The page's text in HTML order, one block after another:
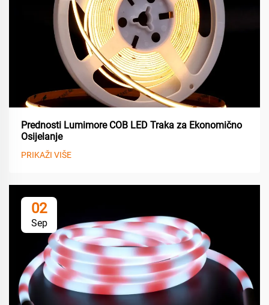
Prednosti Lumimore COB LED Traka za Ekonomično
Osijelanje
PRIKAŽI VIŠE
02
Sep